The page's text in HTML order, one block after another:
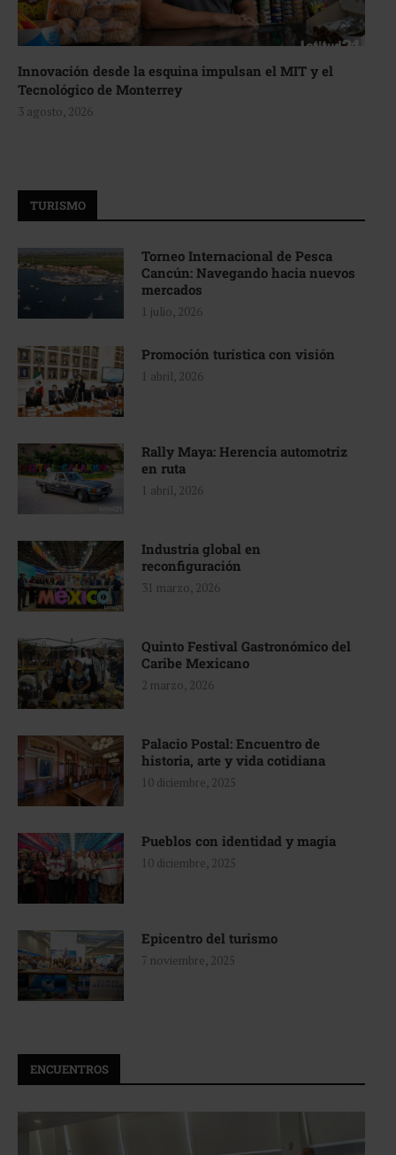
Innovación desde la esquina impulsan el MIT y el
Tecnológico de Monterrey
3 agosto, 2026
TURISMO
Torneo Internacional de Pesca
Cancún: Navegando hacia nuevos
mercados
1 julio, 2026
Promoción turística con visión
1 abril, 2026
Rally Maya: Herencia automotriz
en ruta
1 abril, 2026
Industria global en
reconfiguración
31 marzo, 2026
Quinto Festival Gastronómico del
Caribe Mexicano
2 marzo, 2026
Palacio Postal: Encuentro de
historia, arte y vida cotidiana
10 diciembre, 2025
Pueblos con identidad y magia
10 diciembre, 2025
Epicentro del turismo
7 noviembre, 2025
ENCUENTROS